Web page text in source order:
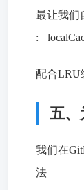
最让我们
:=
配合LRU
五、
我们在
法